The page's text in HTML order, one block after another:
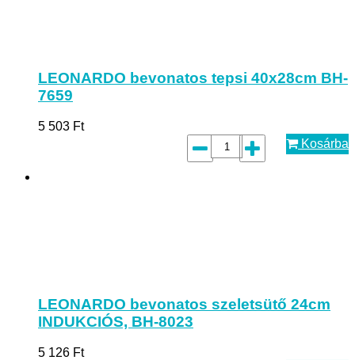
LEONARDO bevonatos tepsi 40x28cm BH-
7659
5 503 Ft
Kosárba
LEONARDO bevonatos szeletsütő 24cm
INDUKCIÓS, BH-8023
5 126 Ft